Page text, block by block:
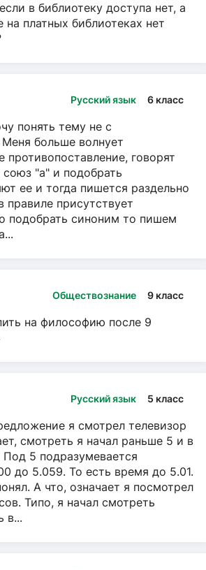
в библиотеку доступа нет, а
на платных библиотеках нет
Русский язык 6 класс
понять тему не с
больше волнует
противопоставление, говорят
"а" и подобрать
ее и тогда пишется раздельно
правиле присутствует
подобрать синоним то пишем
Обществознание 9 класс
на философию после 9
Русский язык 5 класс
я смотрел телевизор
смотреть я начал раньше 5 и в
5 подразумевается
до 5.059. То есть время до 5.01.
А что, означает я посмотрел
Типо, я начал смотреть
в...